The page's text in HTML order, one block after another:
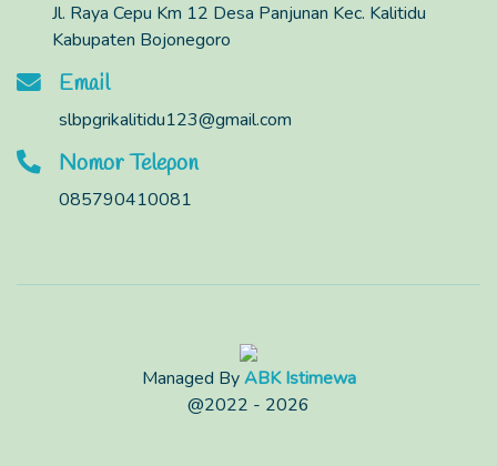
Jl. Raya Cepu Km 12 Desa Panjunan Kec. Kalitidu
Kabupaten Bojonegoro
Email
slbpgrikalitidu123@gmail.com
Nomor Telepon
085790410081
Managed ByABK Istimewa
@2022 - 2026